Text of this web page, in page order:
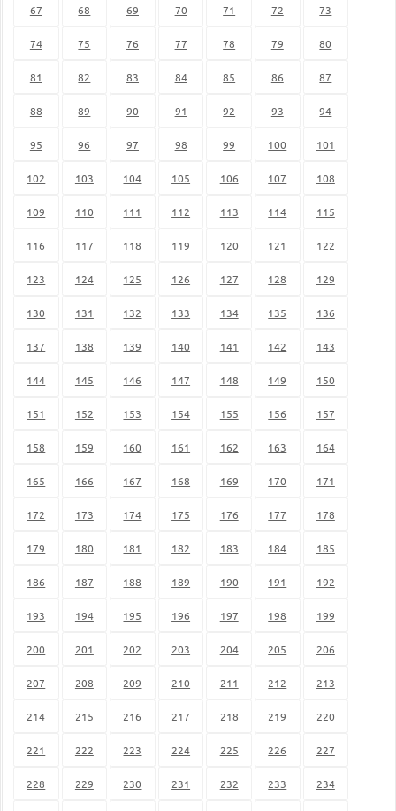
67 68 69 70 71 72 73
74 75 76 77 78 79 80
81 82 83 84 85 86 87
88 89 90 91 92 93 94
95 96 97 98 99 100 101
102 103 104 105 106 107 108
109 110 111 112 113 114 115
116 117 118 119 120 121 122
123 124 125 126 127 128 129
130 131 132 133 134 135 136
137 138 139 140 141 142 143
144 145 146 147 148 149 150
151 152 153 154 155 156 157
158 159 160 161 162 163 164
165 166 167 168 169 170 171
172 173 174 175 176 177 178
179 180 181 182 183 184 185
186 187 188 189 190 191 192
193 194 195 196 197 198 199
200 201 202 203 204 205 206
207 208 209 210 211 212 213
214 215 216 217 218 219 220
221 222 223 224 225 226 227
228 229 230 231 232 233 234